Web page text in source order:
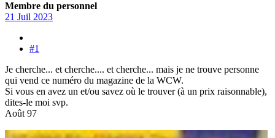
Membre du personnel
21 Juil 2023
#1
Je cherche... et cherche.... et cherche... mais je ne trouve personne
qui vend ce numéro du magazine de la WCW.
Si vous en avez un et/ou savez où le trouver (à un prix raisonnable),
dites-le moi svp.
Août 97